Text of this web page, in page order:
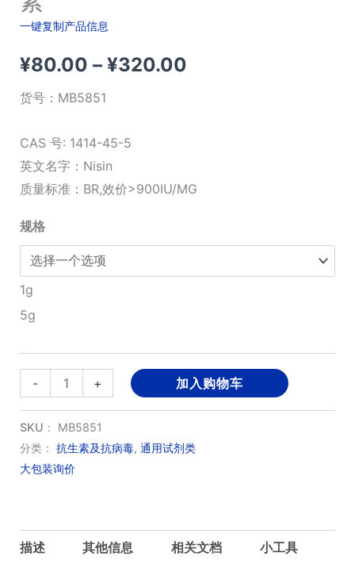
一键复制产品信息
¥80.00 – ¥320.00价
¥320.00
货号： MB5851
CAS 号: 1414-45-5
英文名字：Nisin
质量标准：BR,效价>900IU/MG
规格
1g
5g
-
酸
链
球
菌
链
+ 加入购物车
SKU： MB5851
分类： 抗生素及抗病毒, 通用试剂类
大包装询价
描述 其他信息 相关文档 小工具